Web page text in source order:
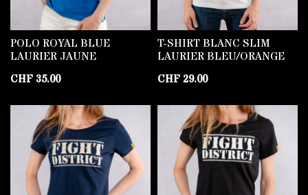
POLO ROYAL BLUE
LAURIER JAUNE
CHF 35.00
T-SHIRT BLANC SLIM
LAURIER BLEU/ORANGE
CHF29.00